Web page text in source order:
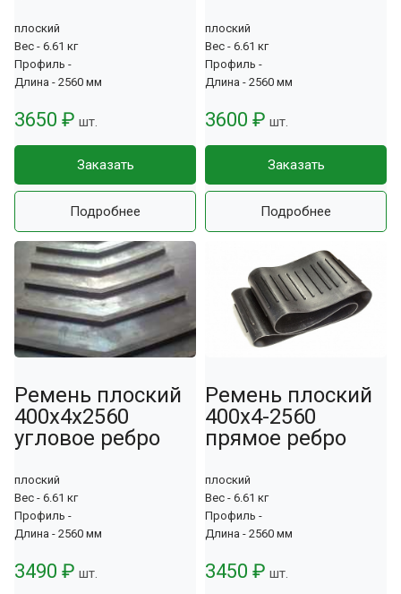
плоский
Вес - 6.61 кг
Профиль -
Длина - 2560 мм
3650 ₽ шт.
Заказать
Подробнее
плоский
Вес - 6.61 кг
Профиль -
Длина - 2560 мм
3600 ₽ шт.
Заказать
Подробнее
Ремень плоский
400x4x2560
угловое ребро
плоский
Вес - 6.61 кг
Профиль -
Длина - 2560 мм
3490 ₽ шт.
Ремень плоский
400x4-2560
прямое ребро
плоский
Вес - 6.61 кг
Профиль -
Длина - 2560 мм
3450 ₽ шт.